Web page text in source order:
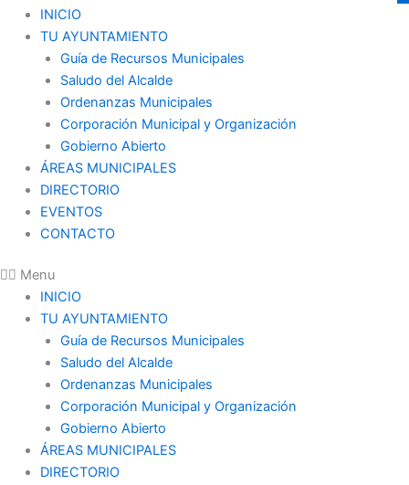
INICIO
TU AYUNTAMIENTO
Guía de Recursos Municipales
Saludo del Alcalde
Ordenanzas Municipales
Corporación Municipal y Organización
Gobierno Abierto
ÁREAS MUNICIPALES
DIRECTORIO
EVENTOS
CONTACTO
Menu
INICIO
TU AYUNTAMIENTO
Guía de Recursos Municipales
Saludo del Alcalde
Ordenanzas Municipales
Corporación Municipal y Organización
Gobierno Abierto
ÁREAS MUNICIPALES
DIRECTORIO